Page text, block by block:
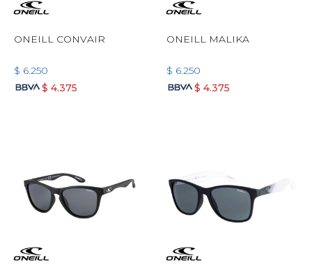
ONEILL CONVAIR
$ 6.250
$ 4.375
ONEILL MALIKA
$ 6.250
$ 4.375